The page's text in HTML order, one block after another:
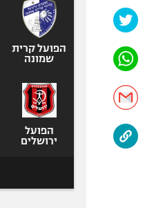
הפועל קרית
שמונה
הפועל
ירושלים